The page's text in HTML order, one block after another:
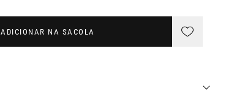
ADICIONAR NA SACOLA